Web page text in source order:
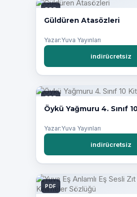
PDF
Güldüren Atasözleri
Yazar:Yuva Yayınları
indirücretsiz
PDF
Öykü Yağmuru 4. Sınıf
Yazar:Yuva Yayınları
indirücretsiz
PDF